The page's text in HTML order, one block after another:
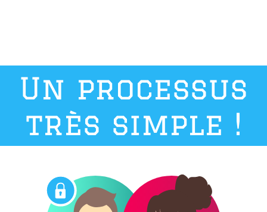
Un processus
très simple !